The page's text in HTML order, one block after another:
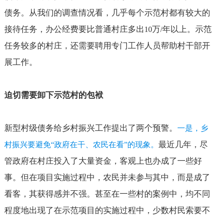
债务。从我们的调查情况看，几乎每个示范村都有较大的
接待任务，办公经费要比普通村庄多出10万/年以上。示范
任务较多的村庄，还需要聘用专门工作人员帮助村干部开
展工作。
迫切需要卸下示范村的包袱
新型村级债务给乡村振兴工作提出了两个预警。 一是，乡
村振兴要避免“政府在干、农民在看”的现象。 最近几年，尽
管政府在村庄投入了大量资金，客观上也办成了一些好
事。但在项目实施过程中，农民并未参与其中，而是成了
看客，其获得感并不强。甚至在一些村的案例中，均不同
程度地出现了在示范项目的实施过程中，少数村民索要不